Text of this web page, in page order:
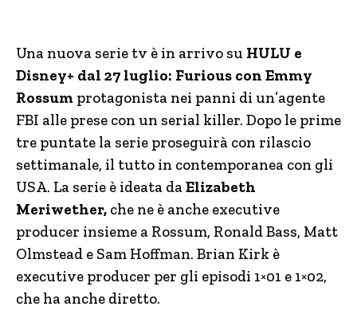
Una nuova serie tv è in arrivo su HULU e
Disney+ dal 27 luglio: Furious con Emmy
Rossum protagonista nei panni di un’agente
FBI alle prese con un serial killer. Dopo le prime
tre puntate la serie proseguirà con rilascio
settimanale, il tutto in contemporanea con gli
USA. La serie è ideata daElizabeth
Meriwether, che ne è anche executive
producer insieme a Rossum, Ronald Bass, Matt
Olmstead e Sam Hoffman. Brian Kirk è
executive producer per gli episodi 1×01 e 1×02,
che ha anche diretto.